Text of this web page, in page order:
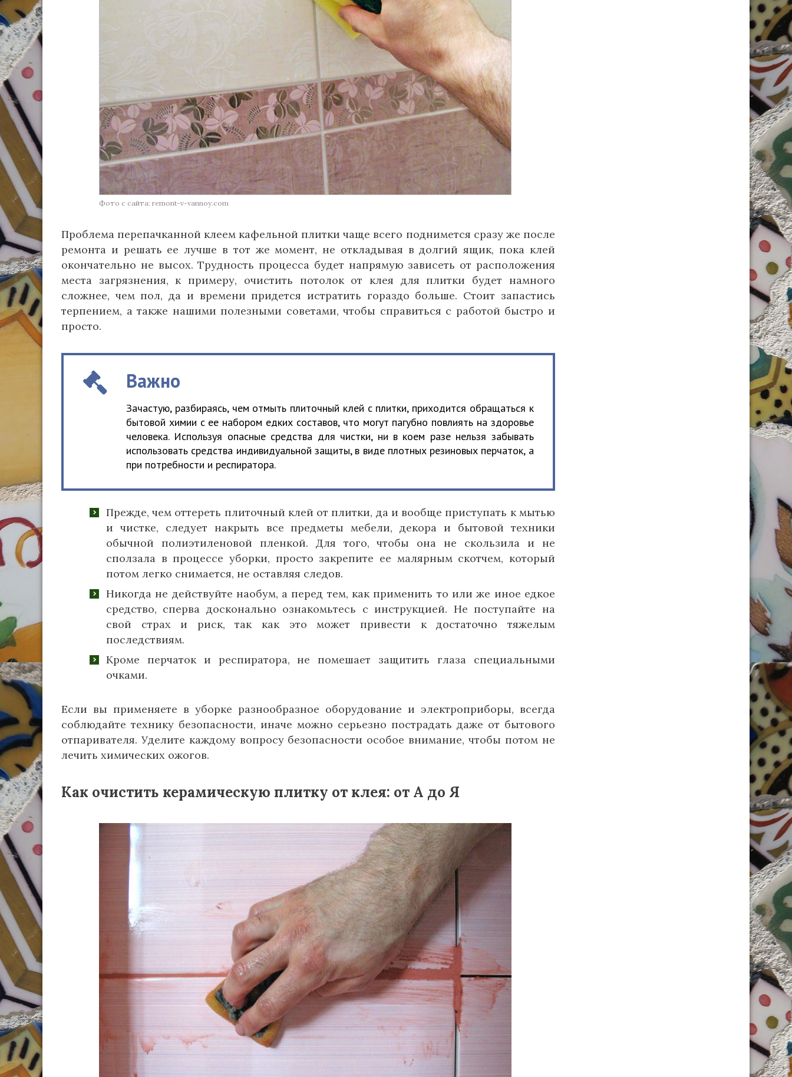
Фото с сайта: remont-v-vannoy.com
Проблема перепачканной клеем кафельной плитки чаще всего поднимется сразу же после
ремонта и решать ее лучше в тот же момент, не откладывая в долгий ящик, пока клей
окончательно не высох. Трудность процесса будет напрямую зависеть от расположения
места загрязнения, к примеру, очистить потолок от клея для плитки будет намного
сложнее, чем пол, да и времени придется истратить гораздо больше. Стоит запастись
терпением, а также нашими полезными советами, чтобы справиться с работой быстро и
просто.
Важно
Зачастую, разбираясь, чем отмыть плиточный клей с плитки, приходится обращаться к
бытовой химии с ее набором едких составов, что могут пагубно повлиять на здоровье
человека. Используя опасные средства для чистки, ни в коем разе нельзя забывать
использовать средства индивидуальной защиты, в виде плотных резиновых перчаток, а
при потребности и респиратора.
Прежде, чем оттереть плиточный клей от плитки, да и вообще приступать к мытью
и чистке, следует накрыть все предметы мебели, декора и бытовой техники
обычной полиэтиленовой пленкой. Для того, чтобы она не скользила и не
сползала в процессе уборки, просто закрепите ее малярным скотчем, который
потом легко снимается, не оставляя следов.
Никогда не действуйте наобум, а перед тем, как применить то или же иное едкое
средство, сперва досконально ознакомьтесь с инструкцией. Не поступайте на
свой страх и риск, так как это может привести к достаточно тяжелым
последствиям.
Кроме перчаток и респиратора, не помешает защитить глаза специальными
очками.
Если вы применяете в уборке разнообразное оборудование и электроприборы, всегда
соблюдайте технику безопасности, иначе можно серьезно пострадать даже от бытового
отпаривателя. Уделите каждому вопросу безопасности особое внимание, чтобы потом не
лечить химических ожогов.
Как очистить керамическую плитку от клея: от А до Я